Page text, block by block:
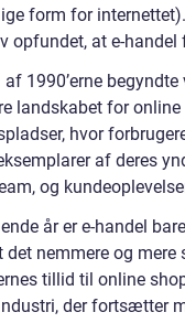
form for
opfundet, at e-
1990’erne
landskabet for online
hvor
af deres
og
år er e-handel
det nemmere og
tillid til online
der fortsætter